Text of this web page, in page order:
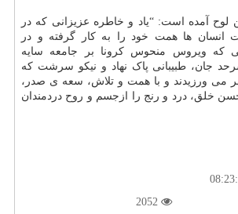
لوح آمده است: “یاد و خاطره عزیزانی که در
انسان ها همت خود را به کار گرفته و در
که ویروس منحوس کرونا بر جامعه سایه
سرحد جان، طبیبانی پاک نهاد و نیکو سرشت که
می ورزیدند و با همت و تلاش، سعه ی صدر،
خلق، درد و رنج را ازجسم و روح دردمندان